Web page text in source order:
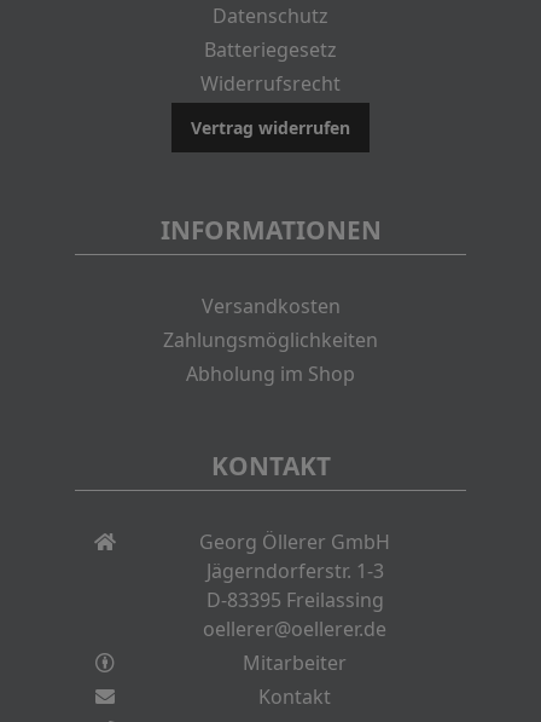
Datenschutz
Batteriegesetz
Widerrufsrecht
Vertrag widerrufen
INFORMATIONEN
Versandkosten
Zahlungsmöglichkeiten
Abholung im Shop
KONTAKT
Georg Öllerer GmbH
Jägerndorferstr. 1-3
D-83395 Freilassing
oellerer@oellerer.de
Mitarbeiter
Kontakt